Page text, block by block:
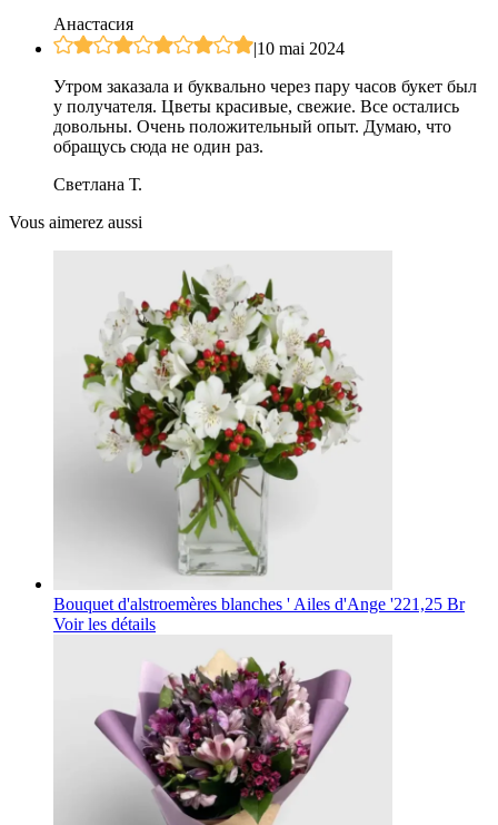
Анастасия
|10 mai 2024
Утром заказала и буквально через пару часов букет был
у получателя. Цветы красивые, свежие. Все остались
довольны. Очень положительный опыт. Думаю, что
обращусь сюда не один раз.
Светлана Т.
Vous aimerez aussi
Bouquet d'alstroemères blanches ' Ailes d'Ange '221,25 Br
Voir les détails